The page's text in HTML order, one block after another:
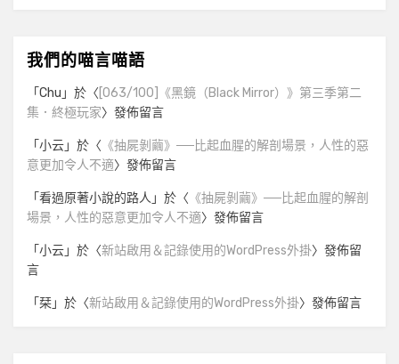
我們的喵言喵語
「Chu 」於〈 [063/100]《黑鏡（Black Mirror）》第三季第二
集．終極玩家〉發佈留言
「小云」於〈 《抽屍剝繭》──比起血腥的解剖場景，人性的惡
意更加令人不適〉發佈留言
「看過原著小說的路人 」於〈 《抽屍剝繭》──比起血腥的解剖
場景，人性的惡意更加令人不適〉發佈留言
「小云」於〈新站啟用＆記錄使用的WordPress外掛〉發佈留
言
「栞」於〈新站啟用＆記錄使用的WordPress外掛〉發佈留言